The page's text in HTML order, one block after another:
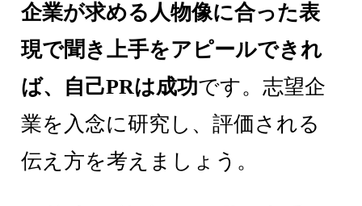
企業が求める人物像に合った表
現で聞き上手をアピールできれ
ば、自己PRは成功です。志望企
業を入念に研究し、評価される
伝え方を考えましょう。